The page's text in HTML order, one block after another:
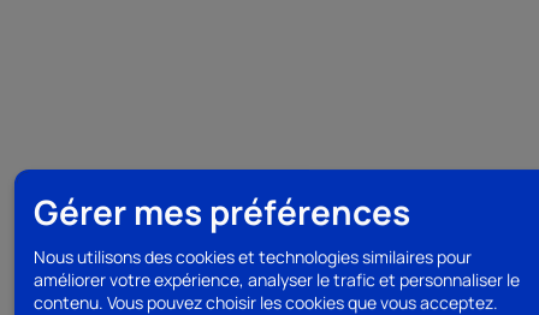
Gérer mes préférences
Nous utilisons des cookies et technologies similaires pour
améliorer votre expérience, analyser le trafic et personnaliser le
contenu. Vous pouvez choisir les cookies que vous acceptez.